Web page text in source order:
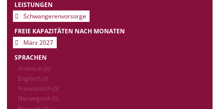
LEISTUNGEN
Schwangerenvorsorge
FREIE KAPAZITÄTEN NACH MONATEN
März 2027
SPRACHEN
Arabisch (0)
Englisch (0)
Französisch (0)
Norwegisch (0)